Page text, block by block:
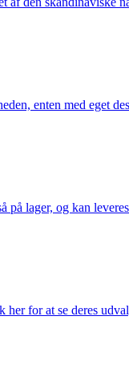
enten med eget
lager, og kan
for at se deres